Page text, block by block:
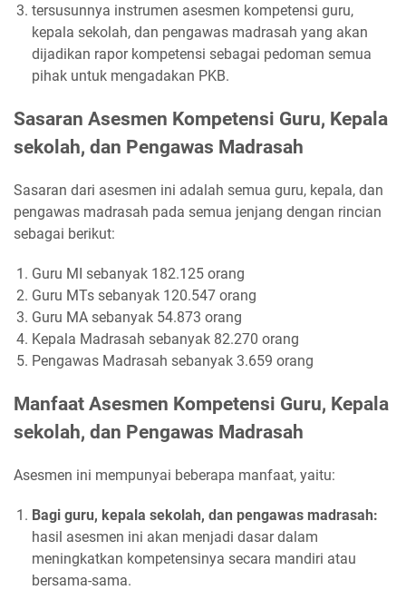
tersusunnya instrumen asesmen kompetensi guru,
kepala sekolah, dan pengawas madrasah yang akan
dijadikan rapor kompetensi sebagai pedoman semua
pihak untuk mengadakan PKB.
Sasaran Asesmen Kompetensi Guru, Kepala
sekolah, dan Pengawas Madrasah
Sasaran dari asesmen ini adalah semua guru, kepala, dan
pengawas madrasah pada semua jenjang dengan rincian
sebagai berikut:
Guru MI sebanyak 182.125 orang
Guru MTs sebanyak 120.547 orang
Guru MA sebanyak 54.873 orang
Kepala Madrasah sebanyak 82.270 orang
Pengawas Madrasah sebanyak 3.659 orang
Manfaat Asesmen Kompetensi Guru, Kepala
sekolah, dan Pengawas Madrasah
Asesmen ini mempunyai beberapa manfaat, yaitu:
Bagi guru, kepala sekolah, dan pengawas madrasah:
hasil asesmen ini akan menjadi dasar dalam
meningkatkan kompetensinya secara mandiri atau
bersama-sama.